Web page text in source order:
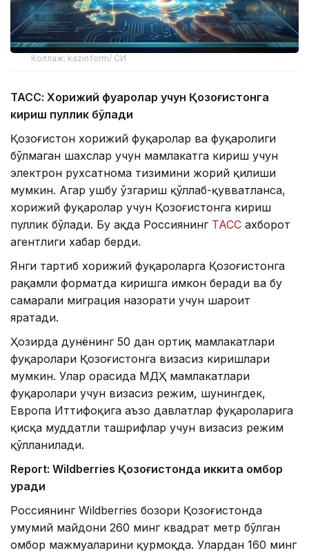
Коллаж: kazinform/ СИ
ТАСС: Хорижий фуқаролар учун Қозоғистонга
кириш пуллик бўлади
Қозоғистон хорижий фуқаролар ва фуқаролиги
бўлмаган шахслар учун мамлакатга кириш учун
электрон рухсатнома тизимини жорий қилиши
мумкин. Агар ушбу ўзгариш қўллаб-қувватланса,
хорижий фуқаролар учун Қозоғистонга кириш
пуллик бўлади. Бу ҳақда Россиянинг ТАСС ахборот
агентлиги хабар берди.
Янги тартиб хорижий фуқароларга Қозоғистонга
рақамли форматда киришга имкон беради ва бу
самарали миграция назорати учун шароит
яратади.
Ҳозирда дунёнинг 50 дан ортиқ мамлакатлари
фуқаролари Қозоғистонга визасиз киришлари
мумкин. Улар орасида МДҲ мамлакатлари
фуқаролари учун визасиз режим, шунингдек,
Европа Иттифоқига аъзо давлатлар фуқароларига
қисқа муддатли ташрифлар учун визасиз режим
қўлланилади.
Report: Wildberries Қозоғистонда иккита омбор
қуради
Россиянинг Wildberries бозори Қозоғистонда
умумий майдони 260 минг квадрат метр бўлган
омбор мажмуаларини қурмоқда. Улардан 160 минг